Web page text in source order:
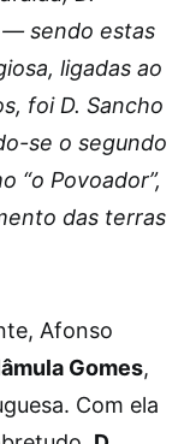
— sendo estas
ligadas ao
foi D. Sancho
se o segundo
“o Povoador”,
das terras
Afonso
Gomes,
Com ela